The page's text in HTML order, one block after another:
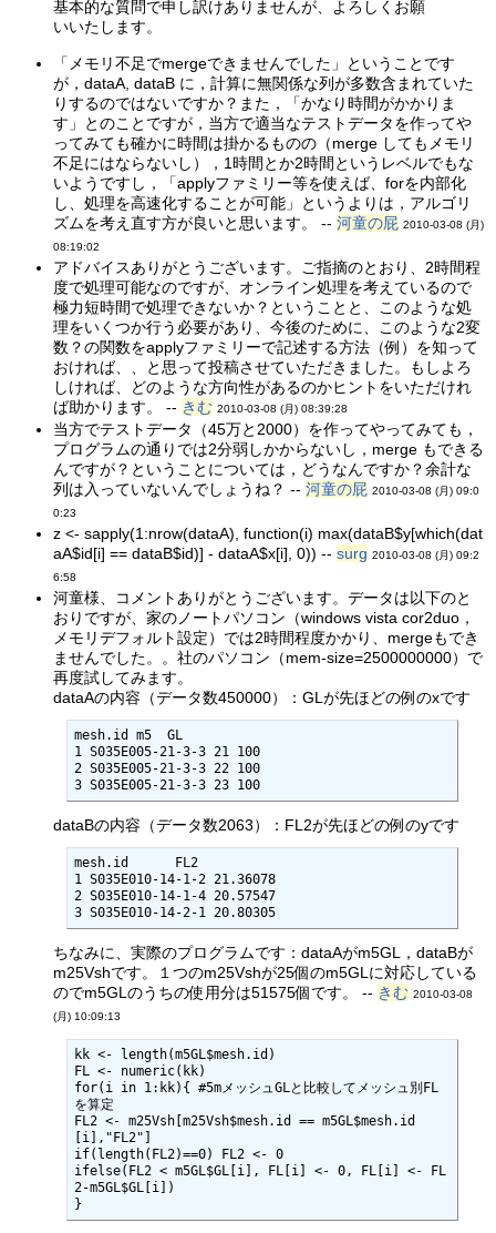
基本的な質問で申し訳けありませんが、よろしくお願
いいたします。
「メモリ不足でmergeできませんでした」ということです
が，dataA, dataB に，計算に無関係な列が多数含まれていた
りするのではないですか？また，「かなり時間がかかりま
す」とのことですが，当方で適当なテストデータを作ってや
ってみても確かに時間は掛かるものの（merge してもメモリ
不足にはならないし），1時間とか2時間というレベルでもな
いようですし，「applyファミリー等を使えば、forを内部化
し、処理を高速化することが可能」というよりは，アルゴリ
ズムを考え直す方が良いと思います。 --河童の屁 2010-03-08 (月)
08:19:02
アドバイスありがとうございます。ご指摘のとおり、2時間程
度で処理可能なのですが、オンライン処理を考えているので
極力短時間で処理できないか？ということと、このような処
理をいくつか行う必要があり、今後のために、このような2変
数？の関数をapplyファミリーで記述する方法（例）を知って
おければ、、と思って投稿させていただきました。もしよろ
しければ、どのような方向性があるのかヒントをいただけれ
ば助かります。 -- きむ 2010-03-08 (月) 08:39:28
当方でテストデータ（45万と2000）を作ってやってみても，
プログラムの通りでは2分弱しかからないし，merge もできる
んですが？ということについては，どうなんですか？余計な
列は入っていないんでしょうね？ --河童の屁 2010-03-08 (月) 09:0
0:23
z <- sapply(1:nrow(dataA), function(i) max(dataB$y[which(dat
aA$id[i] == dataB$id)] - dataA$x[i], 0)) --surg 2010-03-08 (月) 09:2
6:58
河童様、コメントありがとうございます。データは以下のと
おりですが、家のノートパソコン（windows vista cor2duo，
メモリデフォルト設定）では2時間程度かかり、mergeもでき
ませんでした。。社のパソコン（mem-size=2500000000）で
再度試してみます。
dataAの内容（データ数450000）：GLが先ほどの例のxです
mesh.id m5  GL
1 S035E005-21-3-3 21 100
2 S035E005-21-3-3 22 100
3 S035E005-21-3-3 23 100
dataBの内容（データ数2063）：FL2が先ほどの例のyです
mesh.id      FL2
1 S035E010-14-1-2 21.36078
2 S035E010-14-1-4 20.57547
3 S035E010-14-2-1 20.80305
ちなみに、実際のプログラムです：dataAがm5GL，dataBが
m25Vshです。１つのm25Vshが25個のm5GLに対応している
のでm5GLのうちの使用分は51575個です。 -- きむ 2010-03-08
(月) 10:09:13
kk <- length(m5GL$mesh.id)
FL <- numeric(kk)
for(i in 1:kk){ #5mメッシュGLと比較してメッシュ別FL
を算定
FL2 <- m25Vsh[m25Vsh$mesh.id == m5GL$mesh.id
[i],"FL2"]
if(length(FL2)==0) FL2 <- 0
ifelse(FL2 < m5GL$GL[i], FL[i] <- 0, FL[i] <- FL
2-m5GL$GL[i])
}